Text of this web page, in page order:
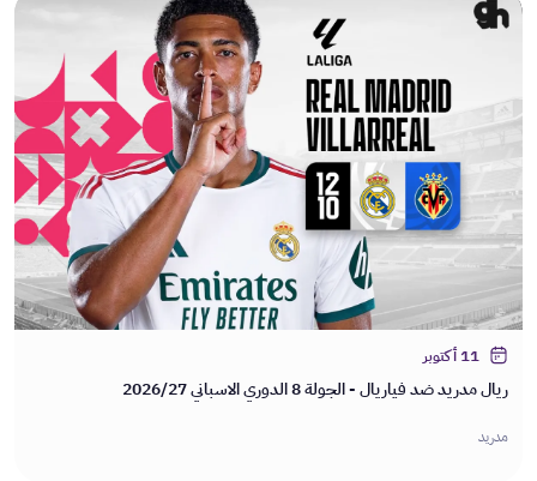
11 أكتوبر
ريال مدريد ضد فياريال - الجولة 8 الدوري الاسباني 2026/27
مدريد